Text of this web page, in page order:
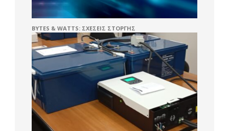
BYTES & WATTS: ΣΧΈΣΕΙΣ ΣΤΟΡΓΉΣ